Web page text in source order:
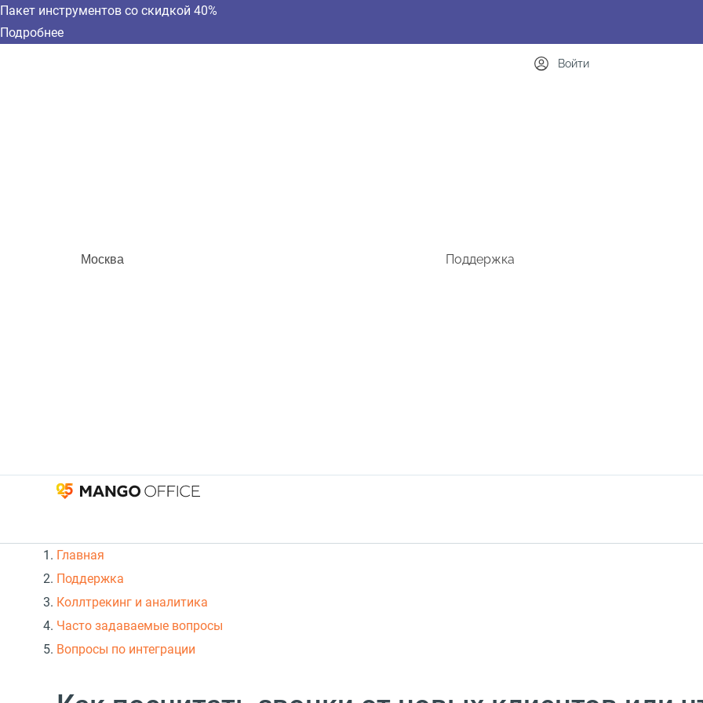
Пакет инструментов со скидкой 40%
Подробнее
Москва Поддержка
Войти
Главная
Поддержка
Коллтрекинг и аналитика
Часто задаваемые вопросы
Вопросы по интеграции